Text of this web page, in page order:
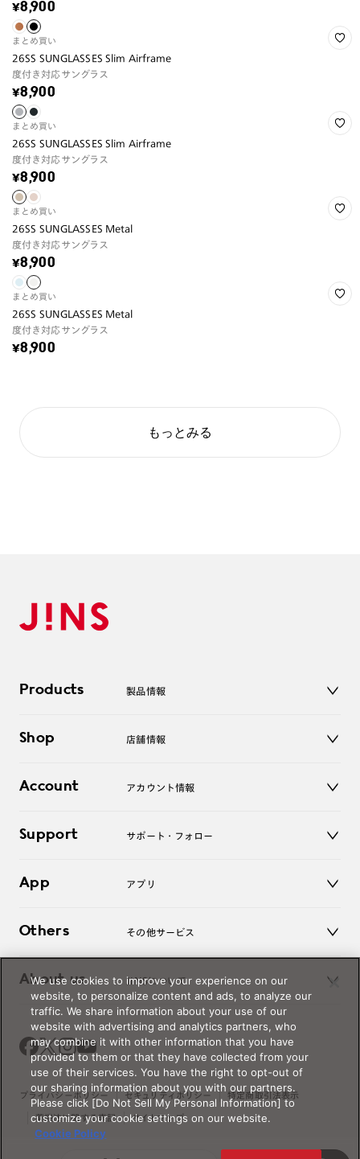
¥8,900
まとめ買い
26SS SUNGLASSES Slim Airframe
度付き対応サングラス
¥8,900
まとめ買い
26SS SUNGLASSES Slim Airframe
度付き対応サングラス
¥8,900
まとめ買い
26SS SUNGLASSES Metal
度付き対応サングラス
¥8,900
まとめ買い
26SS SUNGLASSES Metal
度付き対応サングラス
¥8,900
もっとみる
Products 製品情報
サングラス
コンタクトレンズ
アクセサリー
Shop 店舗情報
オンラインショップ
Account アカウント情報
ログアウト
Support サポート・フォロー
よくあるご質問
お問い合わせ
App アプリ
Others その他サービス
レンズ交換
オンラインギフト
価格案内
About us JINSについて
Magnify Life
会社概要
採用情報
法人のお客様
出店について
プライバシーポリシー セキュリティポリシー 特定商取引法表示
薬機法に関する表記 サイトマップ
We use cookies to improve your experience on our
website, to personalize content and ads, to analyze our
traffic. We share information about your use of our
website with advertising and analytics partners, who
may combine it with other information that you have
provided to them or that they have collected from your
use of their services. You have the right to opt-out of
our sharing information about you with our partners.
Please click [Do Not Sell My Personal Information] to
customize your cookie settings on our website.
Cookie Policy